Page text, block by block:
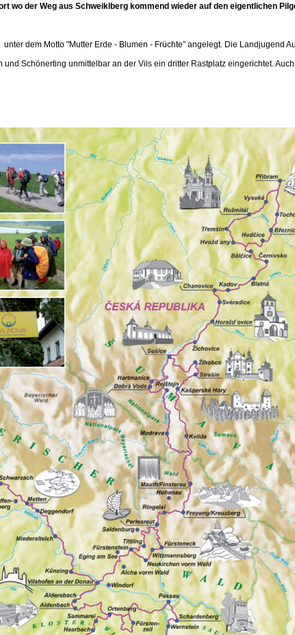
wo der Weg aus Schweiklberg kommend wieder auf den eigentlichen
dem Motto "Mutter Erde - Blumen - Früchte" angelegt. Die Landjugend
Schönerting unmittelbar an der Vils ein dritter Rastplatz eingerichtet.